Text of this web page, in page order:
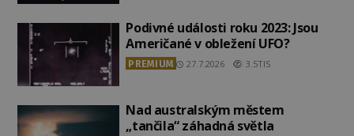
Podivné události roku 2023: Jsou
Američané v obležení UFO?
PREMIUM 27.7.2026 3.5TIS
Nad australským městem
„tančila“ záhadná světla